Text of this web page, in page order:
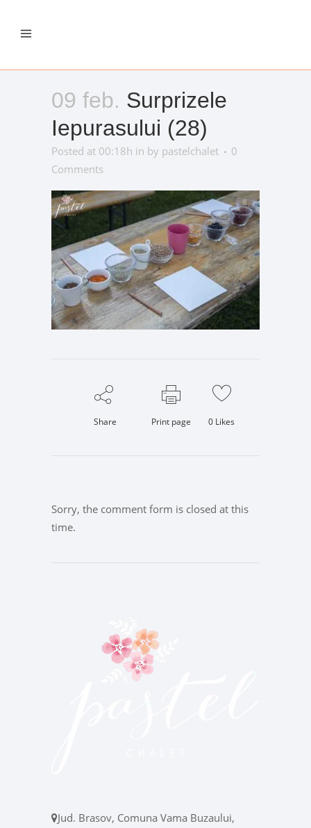
09 feb. Surprizele
Iepurasului (28)
Posted at 00:18h in by pastelchalet
0
Comments
Share Print page 0 Likes
Sorry, the comment form is closed at this
time.
Jud. Brasov, Comuna Vama Buzaului,